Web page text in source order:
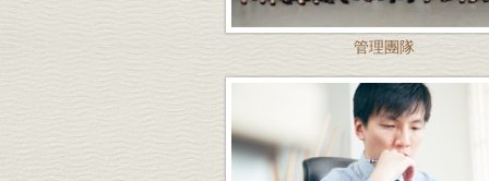
管理團隊